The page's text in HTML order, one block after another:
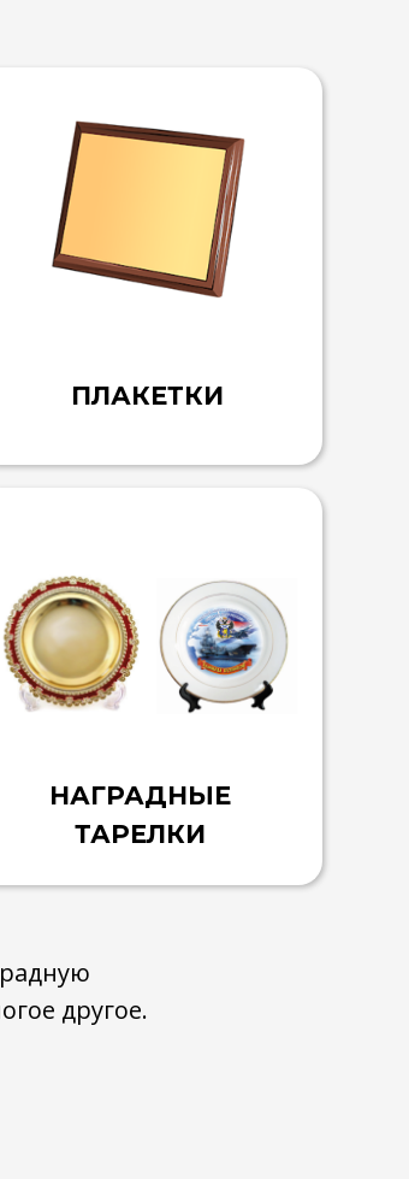
НАГРАДНЫЕ
ТАРЕЛКИ
ПЛАКЕТКИ
другое.